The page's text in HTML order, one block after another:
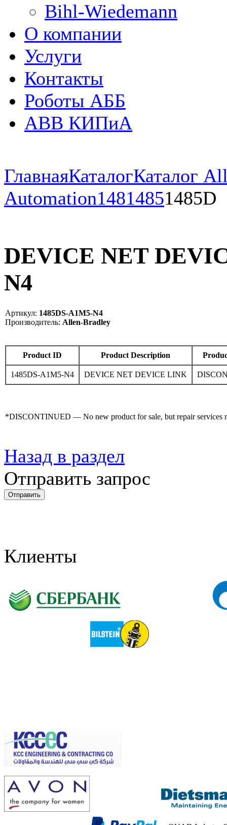
Bihl-Wiedemann
О компании
Услуги
Контакты
Роботы АББ
ABB КИПиА
ГлавнаяКаталогКаталог
Automation14814851485D
DEVICE NET
N4
Артикул: 1485DS-A1M5-N4
Производитель: Allen-Bradley
Product ID Product Description
1485DS-A1M5-N4 DEVICE NET DEVICE LINK
*DISCONTINUED — No new product for sale, but repair services
Назад в раздел
Отправить запрос
Клиенты